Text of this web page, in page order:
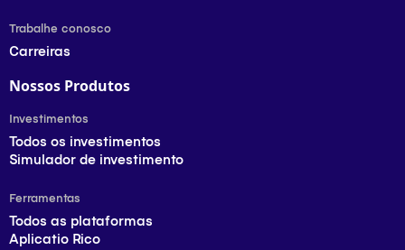
Trabalhe conosco
Carreiras
Nossos Produtos
Investimentos
Todos os investimentos
Simulador de investimento
Ferramentas
Todos as plataformas
Aplicatio Rico